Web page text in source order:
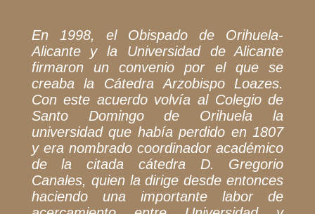
En 1998, el Obispado de Orihuela-
Alicante y la Universidad de Alicante
firmaron un convenio por el que se
creaba la Cátedra Arzobispo Loazes.
Con este acuerdo volvía al Colegio de
Santo Domingo de Orihuela la
universidad que había perdido en 1807
y era nombrado coordinador académico
de la citada cátedra D. Gregorio
Canales, quien la dirige desde entonces
haciendo una importante labor de